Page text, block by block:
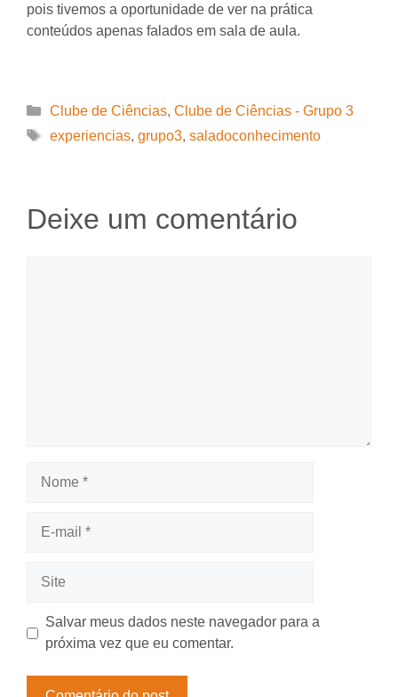
pois tivemos a oportunidade de ver na prática
conteúdos apenas falados em sala de aula.
Categorias
Clube de Ciências, Clube de Ciências - Grupo 3
Tags
experiencias, grupo3, saladoconhecimento
Deixe um comentário
Salvar meus dados neste navegador para a
próxima vez que eu comentar.